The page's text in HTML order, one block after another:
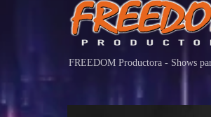
FREEDOM Productora - Shows